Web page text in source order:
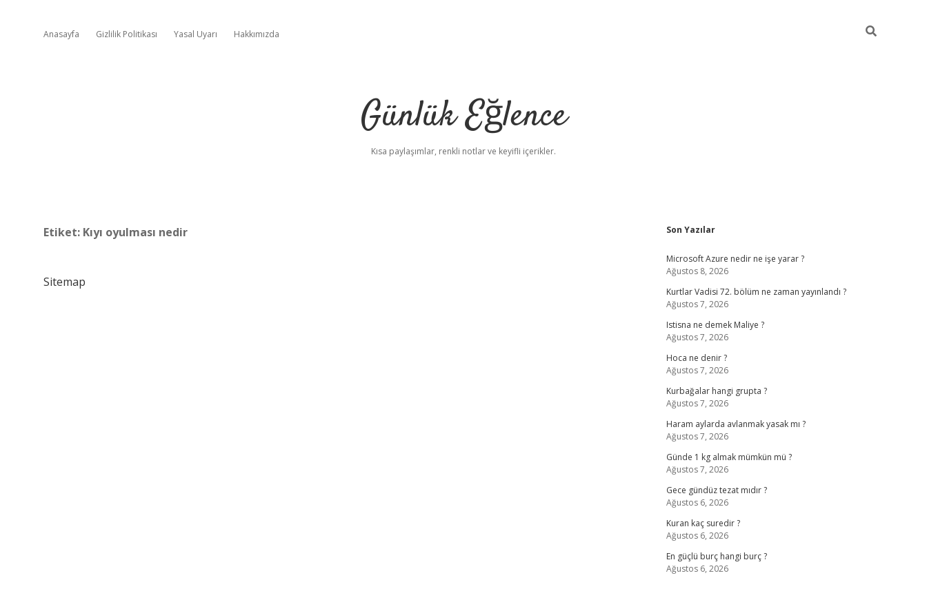
Anasayfa Gizlilik Politikası Yasal Uyarı Hakkımızda
Günlük Eğlence
Kısa paylaşımlar, renkli notlar ve keyifli içerikler.
Etiket: Kıyı oyulması nedir
Sitemap
Sidebar
Son Yazılar
Microsoft Azure nedir ne işe yarar ?
Ağustos 8, 2026
Kurtlar Vadisi 72. bölüm ne zaman yayınlandı ?
Ağustos 7, 2026
Istisna ne demek Maliye ?
Ağustos 7, 2026
Hoca ne denir ?
Ağustos 7, 2026
Kurbağalar hangi grupta ?
Ağustos 7, 2026
Haram aylarda avlanmak yasak mı ?
Ağustos 7, 2026
Günde 1 kg almak mümkün mü ?
Ağustos 7, 2026
Gece gündüz tezat mıdır ?
Ağustos 6, 2026
Kuran kaç suredir ?
Ağustos 6, 2026
En güçlü burç hangi burç ?
Ağustos 6, 2026
tambet girişbonus veren bahis siteleri